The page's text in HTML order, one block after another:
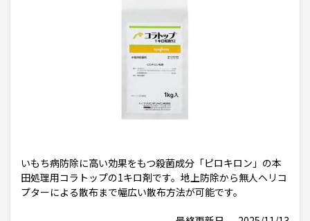
いもち病防除に高い効果をもつ殺菌成分「ピロキロン」の本
田処理用コラトップの1キロ剤です。地上防除から無人ヘリコ
プターによる散布まで幅広い散布方法が可能です。